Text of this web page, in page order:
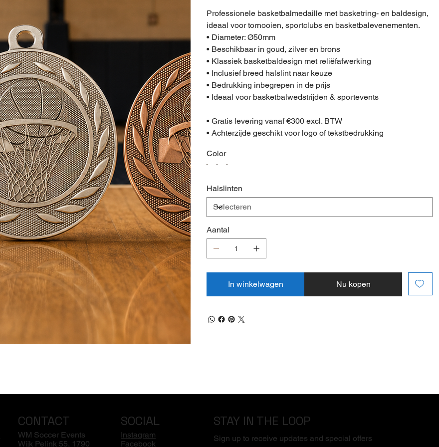
Professionele basketbalmedaille met basketring- en baldesign,
ideaal voor tornooien, sportclubs en basketbalevenementen.
• Diameter: Ø50mm
• Beschikbaar in goud, zilver en brons
• Klassiek basketbaldesign met reliëfafwerking
• Inclusief breed halslint naar keuze
• Bedrukking inbegrepen in de prijs
• Ideaal voor basketbalwedstrijden & sportevents
• Gratis levering vanaf €300 excl. BTW
• Achterzijde geschikt voor logo of tekstbedrukking
Color
Halslinten
Aantal
In winkelwagen Nu kopen
CONTACT
WM Soccer Events
Wijk Pelink 55, 1790
SOCIAL
Instagram
Facebook
STAY IN THE LOOP
Sign up to receive updates and special offers